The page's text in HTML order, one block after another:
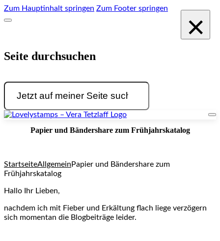
Zum Hauptinhalt springen Zum Footer springen
Seite durchsuchen
Suchen
×
Papier und Bändershare zum Frühjahrskatalog
StartseiteAllgemein Papier und Bändershare zum
Frühjahrskatalog
Hallo Ihr Lieben,
nachdem ich mit Fieber und Erkältung flach liege verzögern
sich momentan die Blogbeiträge leider.